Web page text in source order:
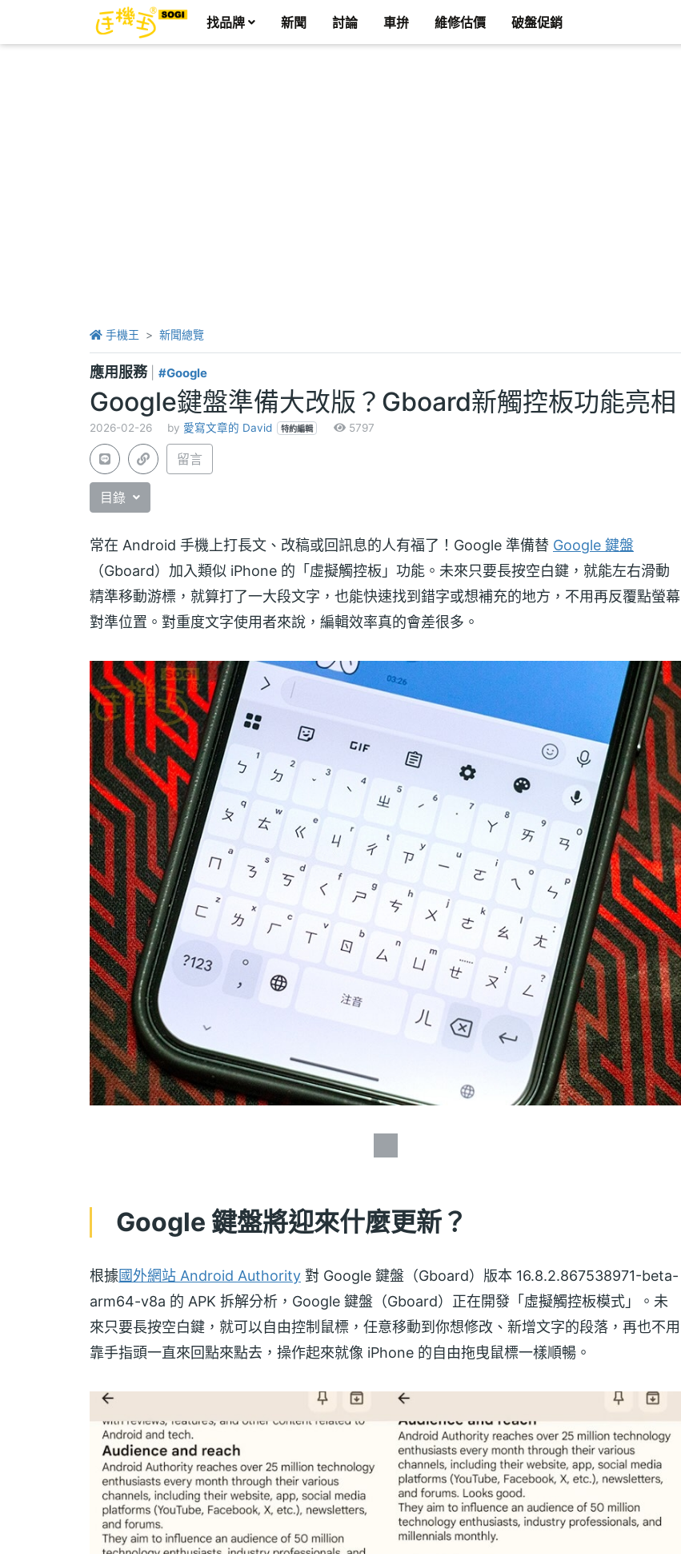
找品牌 新聞 討論 車拚 維修估價 破盤促銷
手機王 新聞總覽
應用服務 #Google
Google鍵盤準備大改版？Gboard新觸控板功能亮相
2026-02-26 by 愛寫文章的 David 特約編輯 5797
留言
目錄
常在 Android 手機上打長文、改稿或回訊息的人有福了！Google 準備替 Google 鍵盤
（Gboard）加入類似 iPhone 的「虛擬觸控板」功能。未來只要長按空白鍵，就能左右滑動
精準移動游標，就算打了一大段文字，也能快速找到錯字或想補充的地方，不用再反覆點螢幕
對準位置。對重度文字使用者來說，編輯效率真的會差很多。
Google 鍵盤將迎來什麼更新？
根據國外網站 Android Authority 對 Google 鍵盤（Gboard）版本 16.8.2.867538971-beta-
arm64-v8a 的 APK 拆解分析，Google 鍵盤（Gboard）正在開發「虛擬觸控板模式」。未
來只要長按空白鍵，就可以自由控制鼠標，任意移動到你想修改、新增文字的段落，再也不用
靠手指頭一直來回點來點去，操作起來就像 iPhone 的自由拖曳鼠標一樣順暢。